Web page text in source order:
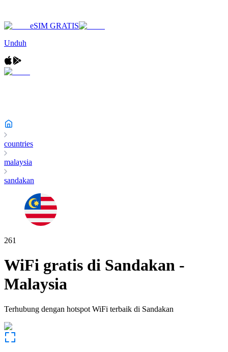
eSIM GRATIS
Unduh
countries
malaysia
sandakan
261
WiFi gratis di Sandakan -
Malaysia
Terhubung dengan hotspot WiFi terbaik di Sandakan